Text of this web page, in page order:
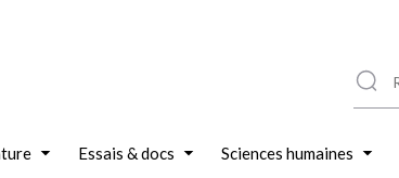
Essais & docs Sciences humaines